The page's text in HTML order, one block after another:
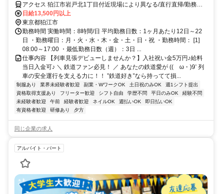
アクセス 狛江市岩戸北1丁目付近現場により異なる/直行直帰/勤務地
相談可■電話面接■来社不要
日給13,500円以上
東京都狛江市
勤務時間 実働時間：8時間/日 平均勤務日数：1ヶ月あたり12日～22
日 ・勤務曜日：月・火・水・木・金・土・日・祝 ・勤務時間： [1]
08:00～17:00 ・最低勤務日数（週）：3日 ...
仕事内容 【列車見張デビューしませんか？】入社祝い金5万円♪給料
当日入金可♪ ＼ 鉄道ファン必見！ ／ あなたの鉄道愛が ((ゝω・)9’ 列
車の安全運行を支える力に！！ ”鉄道好き”なら持ってて損...
制服あり 業界未経験者歓迎 副業・WワークOK 土日祝のみOK
週1シフト提出
資格取得支援あり
フリーター歓迎 シフト自由 学歴不問 平日のみOK
経験不問
未経験者歓迎
午前 経験者歓迎 ネイルOK 週払いOK
即日払いOK
有資格者歓迎
研修あり 夕方
同じ企業の求人
アルバイト・パート